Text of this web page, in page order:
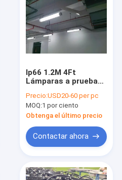
Ip66 1.2M 4Ft
Lámparas a prueba
LED Industrial 18-
36W Luz
fluorescente de
doble tubo a prueba
de explosión
Precio:USD20-60 per pc
MOQ:1 por ciento
Obtenga el último precio
Contactar ahora